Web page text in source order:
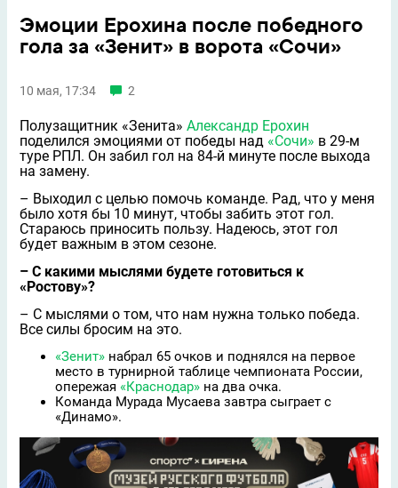
Эмоции Ерохина после победного
гола за «Зенит» в ворота «Сочи»
10 мая, 17:34 2
Полузащитник «Зенита» Александр Ерохин
поделился эмоциями от победы над «Сочи» в 29-м
туре РПЛ. Он забил гол на 84-й минуте после выхода
на замену.
– Выходил с целью помочь команде. Рад, что у меня
было хотя бы 10 минут, чтобы забить этот гол.
Стараюсь приносить пользу. Надеюсь, этот гол
будет важным в этом сезоне.
– С какими мыслями будете готовиться к
«Ростову»?
– С мыслями о том, что нам нужна только победа.
Все силы бросим на это.
«Зенит» набрал 65 очков и поднялся на первое
место в турнирной таблице чемпионата России,
опережая «Краснодар» на два очка.
Команда Мурада Мусаева завтра сыграет с
«Динамо».